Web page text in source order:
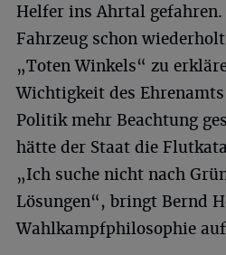
Helfer ins Ahrtal
Fahrzeug schon
„Toten Winkels“ zu
Wichtigkeit des
Politik mehr Beachtung
hätte der Staat die
„Ich suche nicht nach
Lösungen“, bringt Bernd
Wahlkampfphilosophie